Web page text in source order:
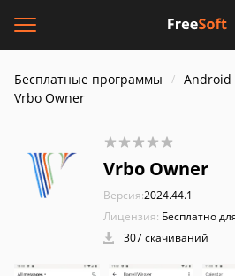
Бесплатные программы Android
Vrbo Owner
Vrbo Owner
Версия:2024.44.1
Лицензия: Бесплатно
307 скачиваний